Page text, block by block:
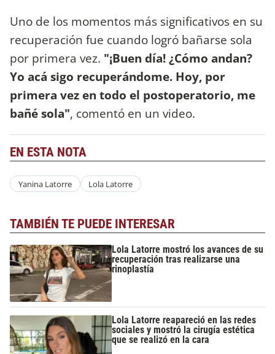
Uno de los momentos más significativos en su
recuperación fue cuando logró bañarse sola
por primera vez. "¡Buen día! ¿Cómo andan?
Yo acá sigo recuperándome. Hoy, por
primera vez en todo el postoperatorio, me
bañé sola", comentó en un video.
EN ESTA NOTA
Yanina Latorre Lola Latorre
TAMBIÉN TE PUEDE INTERESAR
Lola Latorre mostró los avances de su
recuperación tras realizarse una
rinoplastía
Lola Latorre reapareció en las redes
sociales y mostró la cirugía estética
que se realizó en la cara